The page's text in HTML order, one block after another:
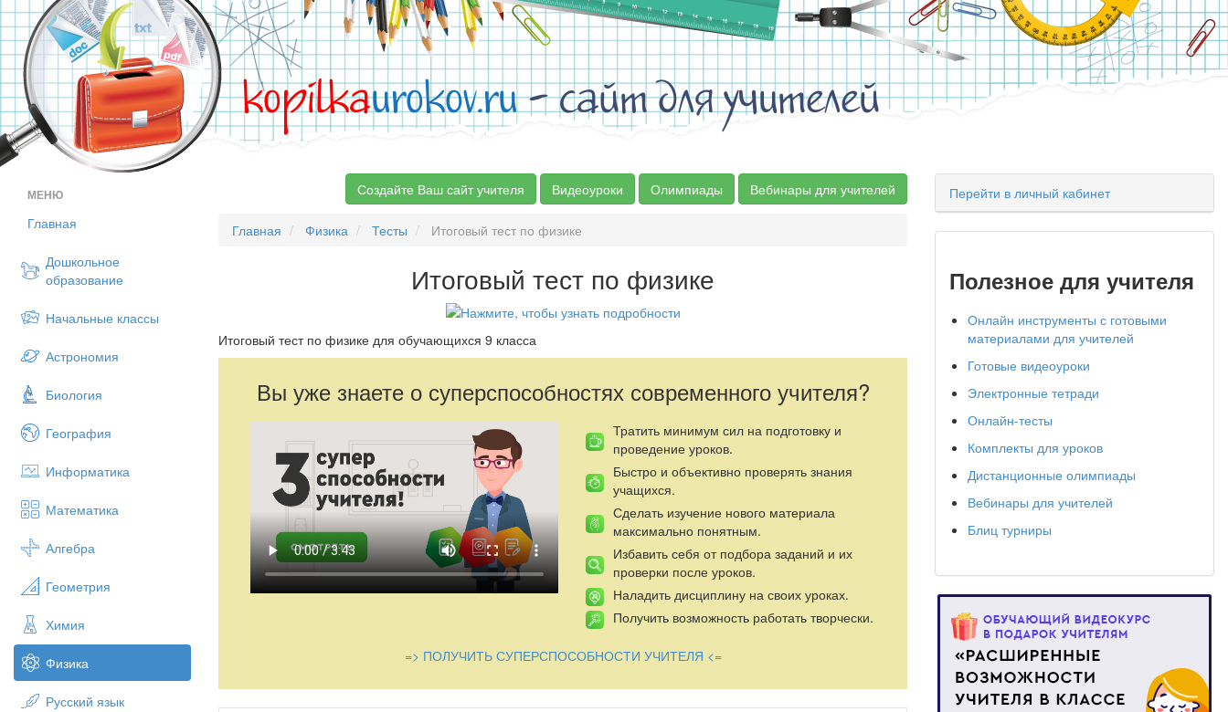
kopilkaurokov.ru- сайт для учителей
МЕНЮ
Главная
Дошкольное
образование
Начальные классы
Астрономия
Биология
География
Информатика
Математика
Алгебра
Геометрия
Химия
Физика
Русский язык
Создайте Ваш сайт учителя Видеоуроки Олимпиады Вебинары для учителей
Главная Физика Тесты Итоговый тест по физике
Итоговый тест по физике
Итоговый тест по физике для обучающихся 9 класса
Вы уже знаете о суперспособностях современного учителя?
Тратить минимум сил на подготовку и
проведение уроков.
Быстро и объективно проверять знания
учащихся.
Сделать изучение нового материала
максимально понятным.
Избавить себя от подбора заданий и их
проверки после уроков.
Наладить дисциплину на своих уроках.
Получить возможность работать творчески.
=> ПОЛУЧИТЬ СУПЕРСПОСОБНОСТИ УЧИТЕЛЯ <=
Перейти в личный кабинет
Полезное для учителя
Онлайн инструменты с готовыми
материалами для учителей
Готовые видеоуроки
Электронные тетради
Онлайн-тесты
Комплекты для уроков
Дистанционные олимпиады
Вебинары для учителей
Блиц турниры